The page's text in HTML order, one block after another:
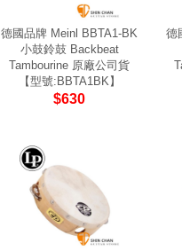
德國品牌 Meinl BBTA1-BK
小鼓鈴鼓 Backbeat
Tambourine 原廠公司貨
【型號:BBTA1BK】
$630
德